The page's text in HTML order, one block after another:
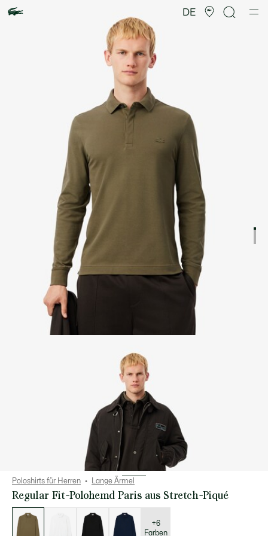
DE
Poloshirts für Herren Lange Ärmel
Regular Fit-Polohemd Paris aus Stretch-Piqué
der
Varianten
+6
Farben